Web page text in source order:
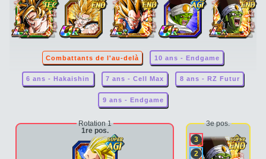
Combattants de l'au-delà 10 ans - Endgame
6 ans - Hakaishin 7 ans - Cell Max 8 ans - RZ Futur
9 ans - Endgame
Rotation 1
1re pos.
3e pos.
3
2